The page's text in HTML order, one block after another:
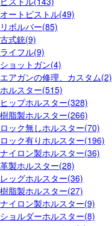
オートピストル(49)
リボルバー(85)
古式銃(9)
ライフル(9)
ショットガン(4)
エアガンの修理、カスタム(2)
ホルスター(515)
ヒップホルスター(328)
樹脂製ホルスター(266)
ロック無しホルスター(70)
ロック有りホルスター(196)
ナイロン製ホルスター(36)
革製ホルスター(28)
レッグホルスター(36)
樹脂製ホルスター(27)
ナイロン製ホルスター(9)
ショルダーホルスター(8)